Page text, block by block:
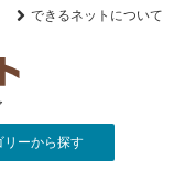
YouTube
できるネットについて
リーから探す